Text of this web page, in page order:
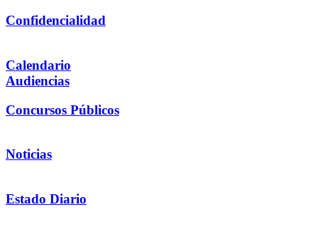
Confidencialidad
Calendario
Audiencias
Concursos Públicos
Noticias
Estado Diario